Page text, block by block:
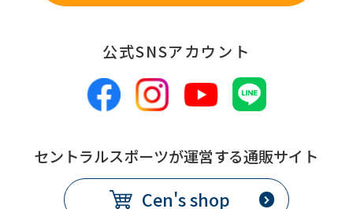
公式SNSアカウント
セントラルスポーツが運営する通販サイト
Cen's shop